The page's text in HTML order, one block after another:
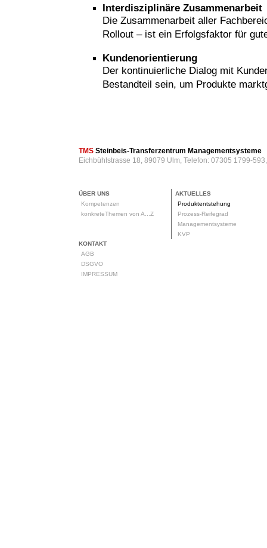
Interdisziplinäre Zusammenarbeit
Die Zusammenarbeit aller
Rollout – ist ein Erfolgsfaktor für
Kundenorientierung
Der kontinuierliche Dialog mit
Bestandteil sein, um Produkte
TMS Steinbeis-Transferzentrum Managementsysteme
Eichbühlstrasse 18, 89079 Ulm, Telefon: 07305 1799-
ÜBER UNS
Kompetenzen
konkreteThemen von A...Z
AKTUELLES
Produktentstehung
Prozess-Reifegrad
Managementsysteme
KVP
KONTAKT
AGB
DSGVO
IMPRESSUM